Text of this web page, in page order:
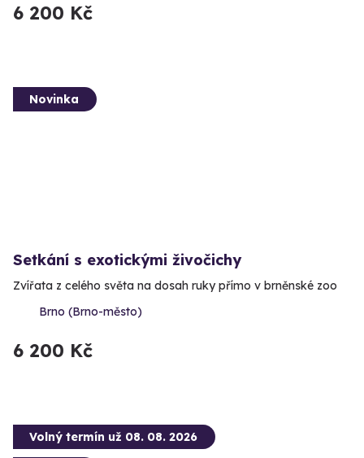
6 200 Kč
Novinka
Setkání s exotickými živočichy
Zvířata z celého světa na dosah ruky přímo v brněnské zoo
Brno (Brno-město)
6 200 Kč
Volný termín už 08. 08. 2026